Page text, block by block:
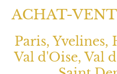
ACHAT-
Paris, Yvelines,
Val d'Oise, Val